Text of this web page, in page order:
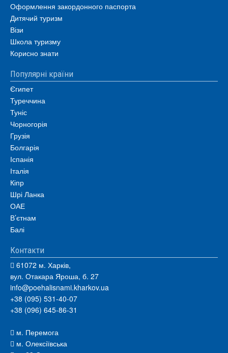
Оформлення закордонного паспорта
Дитячий туризм
Візи
Школа туризму
Корисно знати
Популярні країни
Єгипет
Туреччина
Туніс
Чорногорія
Грузія
Болгарія
Іспанія
Італія
Кіпр
Шрі Ланка
ОАЕ
В’єтнам
Балі
Контакти
61072 м. Харків,
вул. Отакара Яроша, б. 27
info@poehalisnami.kharkov.ua
+38 (095) 531-40-07
+38 (096) 645-86-31
м. Перемога
м. Олексіївська